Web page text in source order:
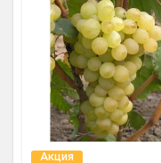
Акция